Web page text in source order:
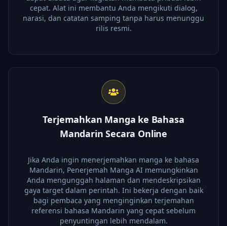
cepat. Alat ini membantu Anda mengikuti dialog,
narasi, dan catatan samping tanpa harus menunggu
rilis resmi.
Terjemahkan Manga ke Bahasa
Mandarin Secara Online
Jika Anda ingin menerjemahkan manga ke bahasa
Mandarin, Penerjemah Manga AI memungkinkan
Anda mengunggah halaman dan mendeskripsikan
gaya target dalam perintah. Ini bekerja dengan baik
bagi pembaca yang menginginkan terjemahan
referensi bahasa Mandarin yang cepat sebelum
penyuntingan lebih mendalam.